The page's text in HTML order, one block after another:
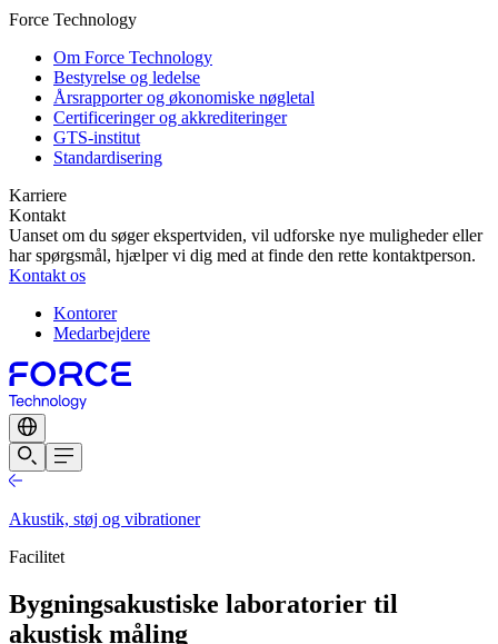
Force Technology
Om Force Technology
Bestyrelse og ledelse
Årsrapporter og økonomiske nøgletal
Certificeringer og akkrediteringer
GTS-institut
Standardisering
Karriere
Kontakt
Uanset om du søger ekspertviden, vil udforske nye muligheder eller
har spørgsmål, hjælper vi dig med at finde den rette kontaktperson.
Kontakt os
Kontorer
Medarbejdere
Akustik, støj og vibrationer
Facilitet
Bygningsakustiske laboratorier til
akustisk måling